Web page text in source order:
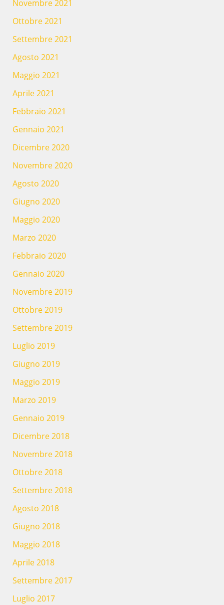
Novembre 2021
Ottobre 2021
Settembre 2021
Agosto 2021
Maggio 2021
Aprile 2021
Febbraio 2021
Gennaio 2021
Dicembre 2020
Novembre 2020
Agosto 2020
Giugno 2020
Maggio 2020
Marzo 2020
Febbraio 2020
Gennaio 2020
Novembre 2019
Ottobre 2019
Settembre 2019
Luglio 2019
Giugno 2019
Maggio 2019
Marzo 2019
Gennaio 2019
Dicembre 2018
Novembre 2018
Ottobre 2018
Settembre 2018
Agosto 2018
Giugno 2018
Maggio 2018
Aprile 2018
Settembre 2017
Luglio 2017